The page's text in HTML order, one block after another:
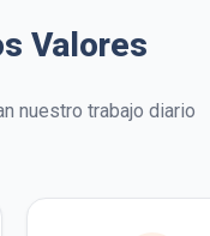
Valores
nuestro trabajo diario